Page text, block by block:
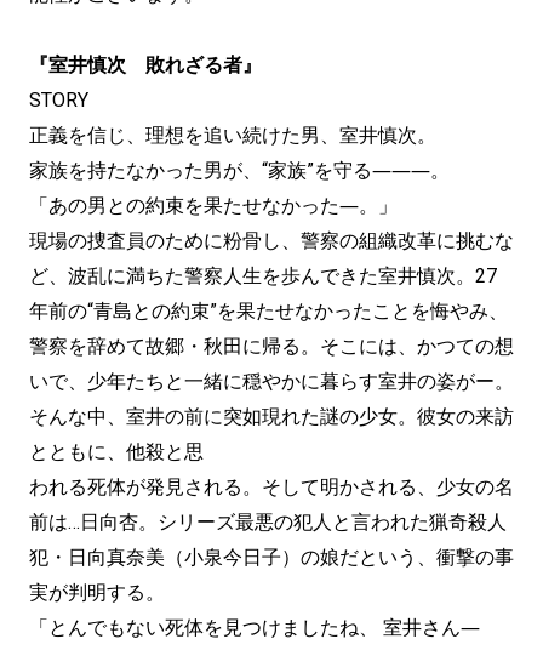
『室井慎次 敗れざる者』
STORY
正義を信じ、理想を追い続けた男、室井慎次。
家族を持たなかった男が、“家族”を守る―――。
「あの男との約束を果たせなかった―。」
現場の捜査員のために粉骨し、警察の組織改革に挑むな
ど、波乱に満ちた警察人生を歩んできた室井慎次。27
年前の“青島との約束”を果たせなかったことを悔やみ、
警察を辞めて故郷・秋田に帰る。そこには、かつての想
いで、少年たちと一緒に穏やかに暮らす室井の姿がー。
そんな中、室井の前に突如現れた謎の少女。彼女の来訪
とともに、他殺と思
われる死体が発見される。そして明かされる、少女の名
前は…日向杏。シリーズ最悪の犯人と言われた猟奇殺人
犯・日向真奈美（小泉今日子）の娘だという、衝撃の事
実が判明する。
「とんでもない死体を見つけましたね、 室井さん―